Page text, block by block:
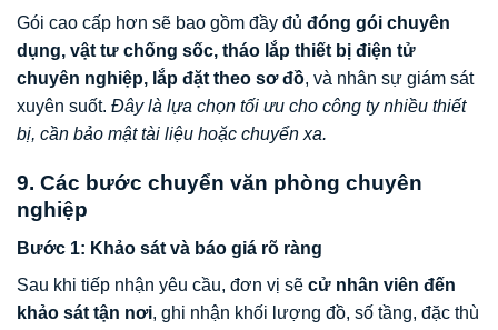
Gói cao cấp hơn sẽ bao gồm đầy đủ đóng gói chuyên
dụng, vật tư chống sốc, tháo lắp thiết bị điện tử
chuyên nghiệp, lắp đặt theo sơ đồ, và nhân sự giám sát
xuyên suốt. Đây là lựa chọn tối ưu cho công ty nhiều thiết
bị, cần bảo mật tài liệu hoặc chuyển xa.
9. Các bước chuyển văn phòng chuyên
nghiệp
Bước 1: Khảo sát và báo giá rõ ràng
Sau khi tiếp nhận yêu cầu, đơn vị sẽ cử nhân viên đến
khảo sát tận nơi, ghi nhận khối lượng đồ, số tầng, đặc thù